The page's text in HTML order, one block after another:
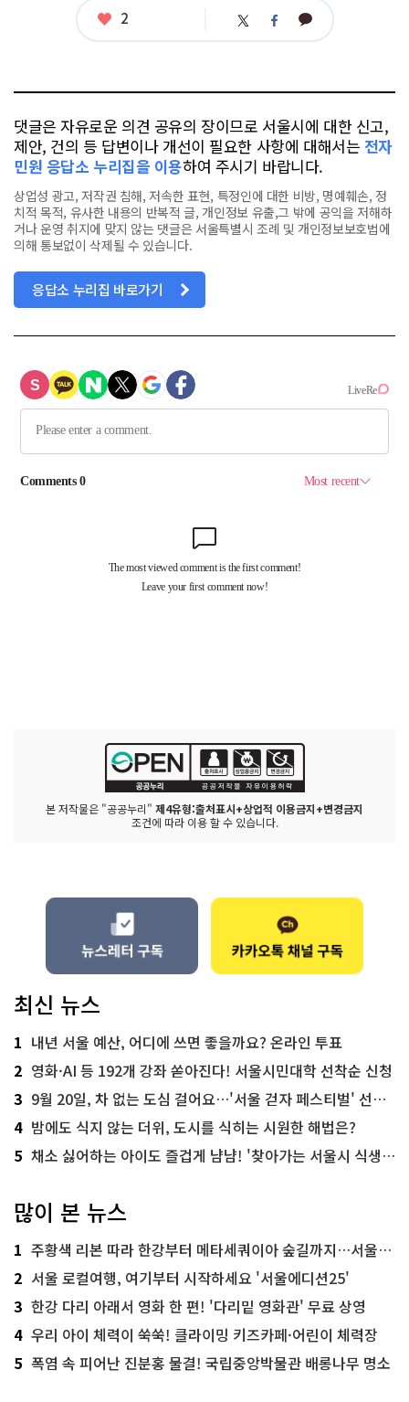
좋
2 트 페 카
댓글은 자유로운 의견 공유의 장이므로 서울시에 대한 신고,
제안, 건의 등 답변이나 개선이 필요한 사항에 대해서는 전자
민원 응답소 누리집을 이용하여 주시기 바랍니다.
상업성 광고, 저작권 침해, 저속한 표현, 특정인에 대한 비방, 명예훼손, 정
치적 목적, 유사한 내용의 반복적 글, 개인정보 유출,그 밖에 공익을 저해하
거나 운영 취지에 맞지 않는 댓글은 서울특별시 조례 및 개인정보보호법에
의해 통보없이 삭제될 수 있습니다.
응답소 누리집 바로가기
본 저작물은 "공공누리" 제4유형:출처표시+상업적 이용금지+변경금지
조건에 따라 이용 할 수 있습니다.
최신 뉴스
1 내년 서울 예산, 어디에 쓰면 좋을까요? 온라인 투표
2 영화·AI 등 192개 강좌 쏟아진다! 서울시민대학 선착순 신청
3 9월 20일, 차 없는 도심 걸어요…'서울 걷자 페스티벌' 선착순 5천명
4 밤에도 식지 않는 더위, 도시를 식히는 시원한 해법은?
5 채소 싫어하는 아이도 즐겁게 냠냠! '찾아가는 서울시 식생활 교육' 현장
많이 본 뉴스
1 주황색 리본 따라 한강부터 메타세쿼이아 숲길까지…서울둘레길 15코스
2 서울 로컬여행, 여기부터 시작하세요 '서울에디션25'
3 한강 다리 아래서 영화 한 편! '다리밑 영화관' 무료 상영
4 우리 아이 체력이 쑥쑥! 클라이밍 키즈카페·어린이 체력장
5 폭염 속 피어난 진분홍 물결! 국립중앙박물관 배롱나무 명소